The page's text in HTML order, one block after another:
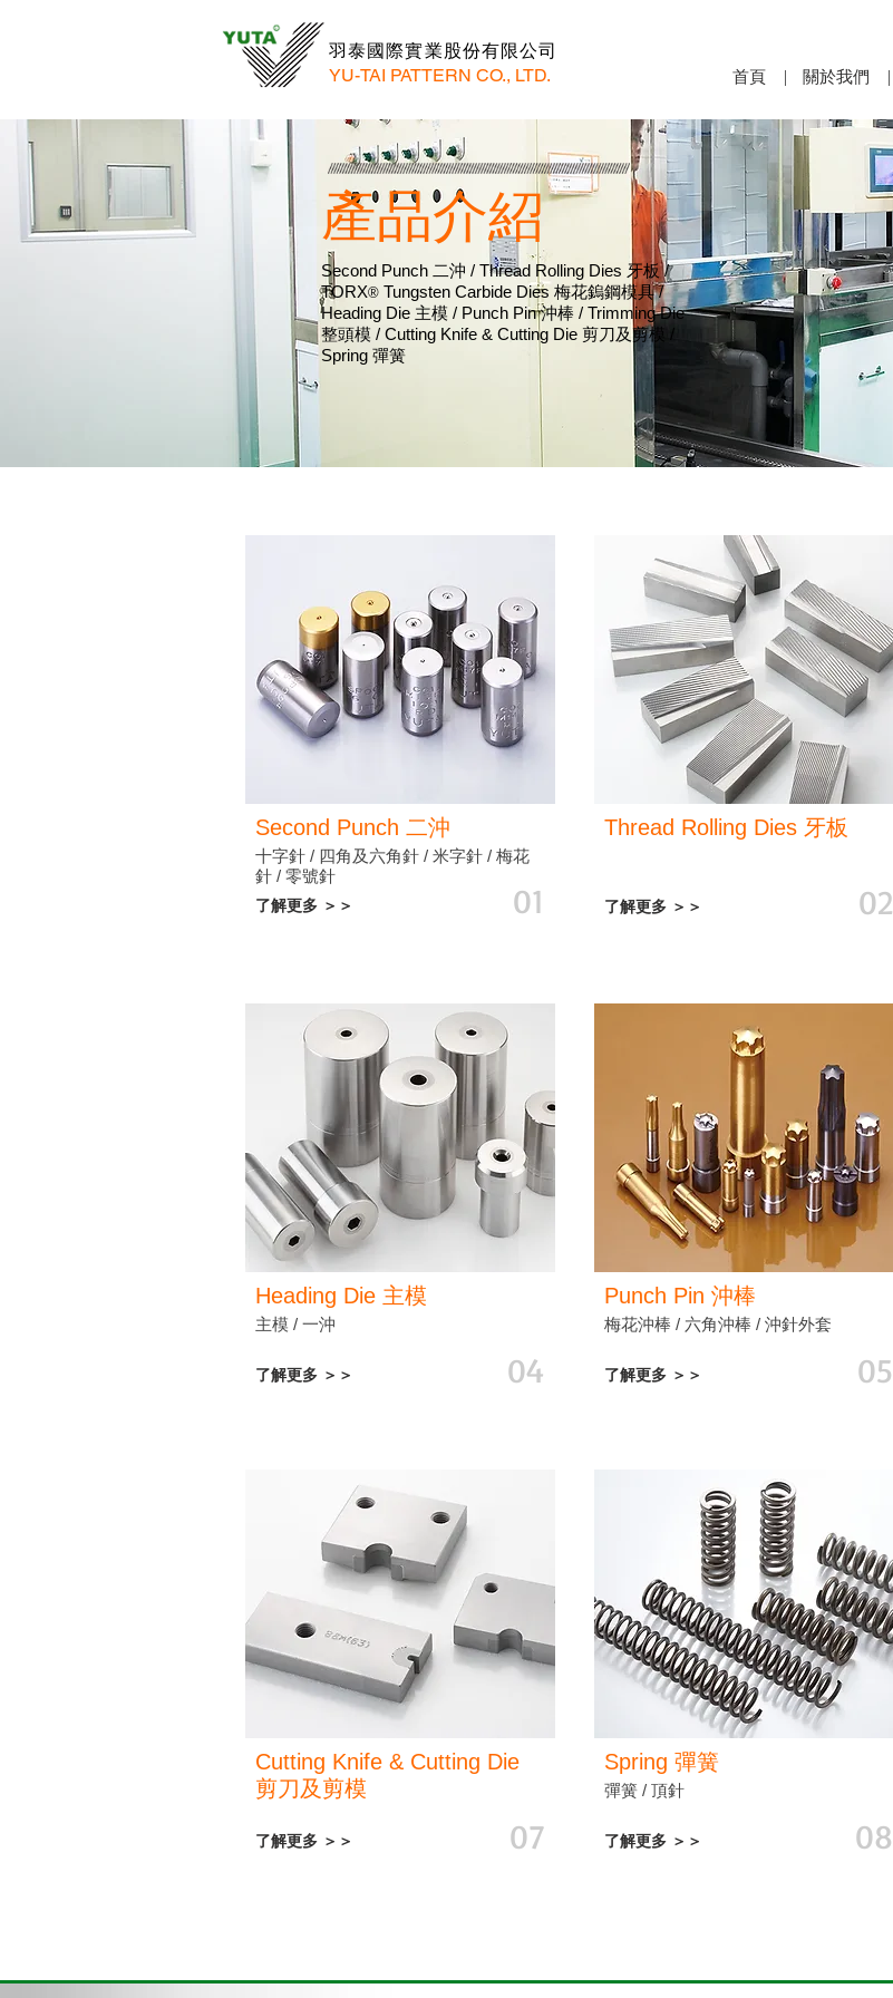
羽泰國際實業股份有限公司
YU-TAI PATTERN CO., LTD. 首頁 關於我們
產品介紹
Second Punch 二沖 / Thread Rolling Dies 牙板/
TORX® Tungsten Carbide Dies 梅花鎢鋼模具/
Heading Die 主模 / Punch Pin沖棒 / Trimming Die
整頭模 / Cutting Knife & Cutting Die 剪刀及剪模 /
Spring 彈簧
Second Punch 二沖
了解更多 ＞＞
十字針 / 四角及六角針 / 米字針 / 梅花
針 / 零號針
01
Thread Rolling Dies 牙板
了解更多 ＞＞ 02
Heading Die 主模
主模 / 一沖
了解更多 ＞＞ 04
Punch Pin 沖棒
梅花沖棒 / 六角沖棒 / 沖針外套
了解更多 ＞＞ 05
Cutting Knife & Cutting Die
剪刀及剪模
了解更多 ＞＞ 07
Spring 彈簧
彈簧 / 頂針
了解更多 ＞＞ 08